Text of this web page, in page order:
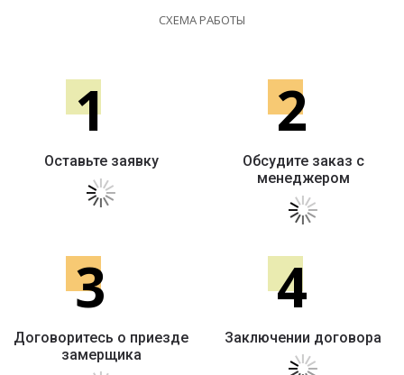
СХЕМА РАБОТЫ
1
Оставьте заявку
2
Обсудите заказ с
менеджером
3
Договоритесь о приезде
замерщика
4
Заключении договора